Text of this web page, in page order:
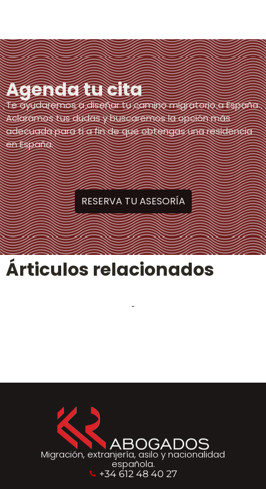
Agenda tu cita
Te ayudaremos a diseñar tu camino migratorio a España.
Aclaramos tus dudas y buscaremos la opción más
adecuada para ti a fin de que obtengas una residencia
en España.
RESERVA TU ASESORÍA
Árticulos relacionados
-
Migración, extranjería, asilo y nacionalidad
española.
+34 612 48 40 27